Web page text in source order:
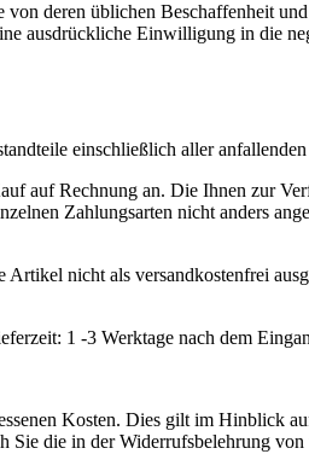
deren üblichen Beschaffenheit
ausdrückliche Einwilligung in die
einschließlich aller anfallenden
auf Rechnung an. Die Ihnen zur
Zahlungsarten nicht anders
nicht als versandkostenfrei
1 -3 Werktage nach dem
Kosten. Dies gilt im Hinblick
die in der Widerrufsbelehrung